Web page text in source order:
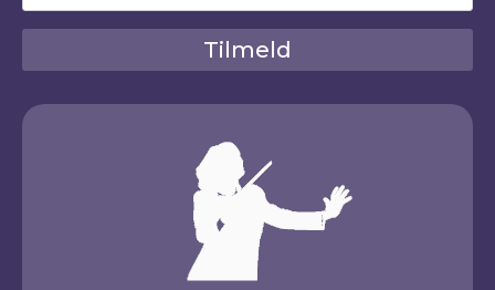
Tilmeld